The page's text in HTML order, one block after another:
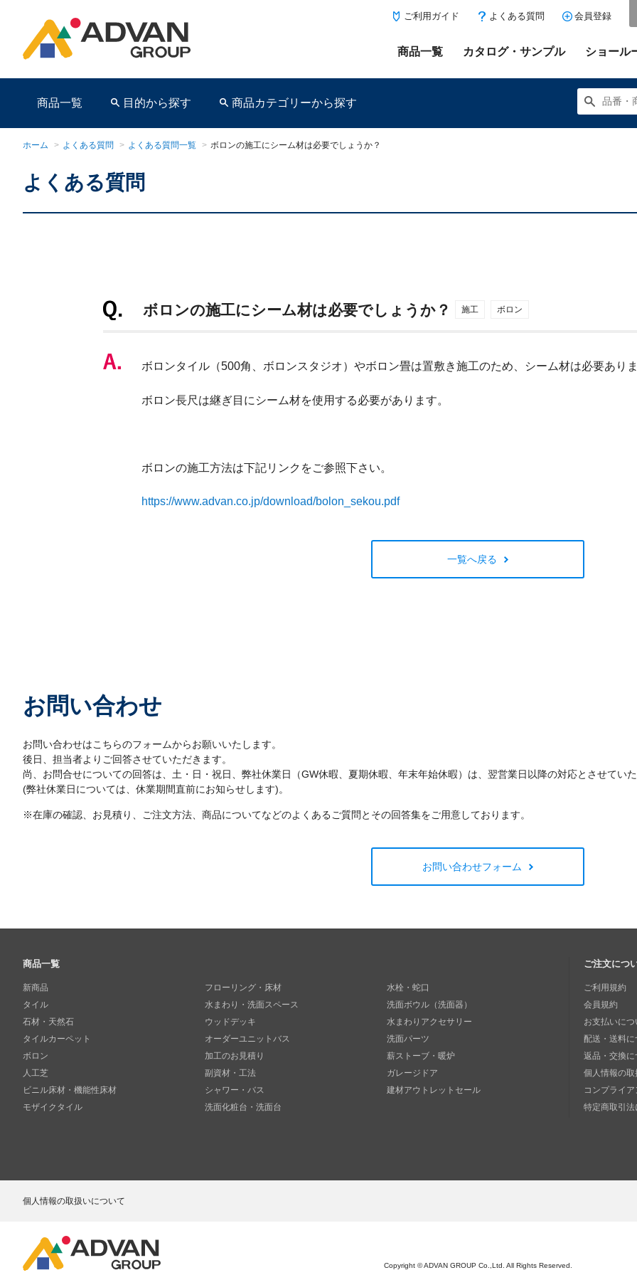
ご利用ガイド よくある質問 会員登録
商品一覧 カタログ・サンプル ショール
商品一覧 目的から探す 商品カテゴリーから探す
ホーム > よくある質問 > よくある質問一覧 > ボロンの施工にシーム材は必要でしょうか？
よくある質問
ボロンの施工にシーム材は必要でしょうか？ 施工 ボロン
ボロンタイル（500角、ボロンスタジオ）やボロン畳は置敷き施工のため、シーム材は必要あり
ボロン長尺は継ぎ目にシーム材を使用する必要があります。
ボロンの施工方法は下記リンクをご参照下さい。
https://www.advan.co.jp/download/bolon_sekou.pdf
一覧へ戻る
お問い合わせ
お問い合わせはこちらのフォームからお願いいたします。
後日、担当者よりご回答させていただきます。
尚、お問合せについての回答は、土・日・祝日、弊社休業日（GW休暇、夏期休暇、年末年始休暇）は、翌営業日以降の対応とさせてい
(弊社休業日については、休業期間直前にお知らせします)。
※在庫の確認、お見積り、ご注文方法、商品についてなどのよくあるご質問とその回答集をご用意しております。
お問い合わせフォーム
商品一覧
新商品
タイル
石材・天然石
タイルカーペット
ボロン
人工芝
ビニル床材・機能性床材
モザイクタイル
フローリング・床材
水まわり・洗面スペース
ウッドデッキ
オーダーユニットバス
加工のお見積り
副資材・工法
シャワー・バス
洗面化粧台・洗面台
水栓・蛇口
洗面ボウル（洗面器）
水まわりアクセサリー
洗面パーツ
薪ストーブ・暖炉
ガレージドア
建材アウトレットセール
ご注文につ
ご利用規約
会員規約
お支払いにつ
配送・送料
返品・交換に
個人情報の
コンプライ
特定商取引
個人情報の取扱いについて
Copyright © ADVAN GROUP Co.,Ltd. All Rights Reserved.